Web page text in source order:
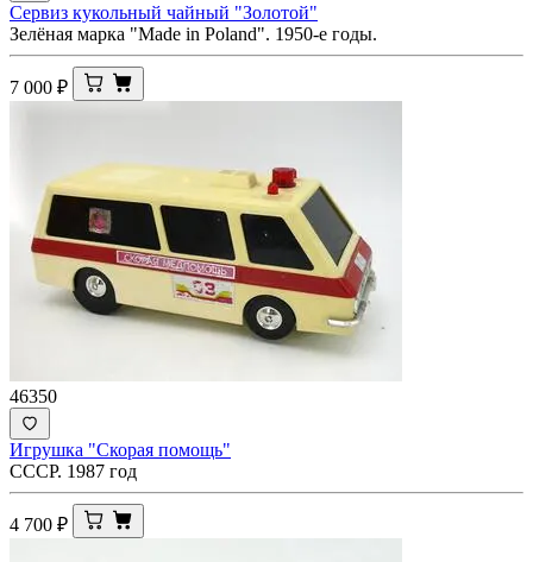
Сервиз кукольный чайный "Золотой"
Зелёная марка "Made in Poland". 1950-е годы.
7 000 ₽
46350
Игрушка "Скорая помощь"
СССР. 1987 год
4 700 ₽